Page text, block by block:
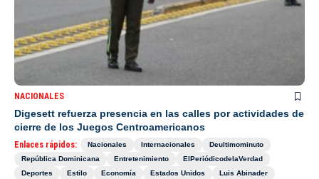
NACIONALES
Digesett refuerza presencia en las calles por actividades de
cierre de los Juegos Centroamericanos
Enlaces rápidos: Nacionales Internacionales
Deultimominuto
República Dominicana
Entretenimiento
ElPeriódicodelaVerdad
Deportes
Estilo Economía Estados Unidos
Luis Abinader